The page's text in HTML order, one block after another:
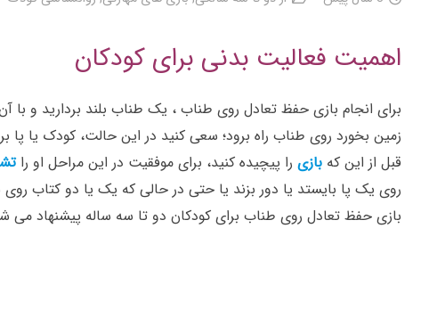
اهمیت فعالیت بدنی برای کودکان
برای انجام بازی حفظ تعادل روی طناب ، یک طناب بلند بردارید و
زمین بخورد روی طناب راه برود؛ سعی کنید در این حالت، کودک یا پا
قبل از این که بازی را پیچیده کنید، برای موفقیت در این مراحل او را
روی یک پا بایستد یا دور بزند یا حتی در حالی که یک یا دو کتاب
بازی حفظ تعادل روی طناب برای کودکان دو تا سه ساله پیشنهاد می